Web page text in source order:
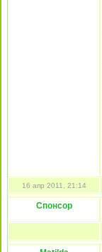
16 апр 2011, 21:14
Спонсор